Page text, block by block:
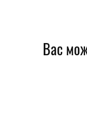
Вас